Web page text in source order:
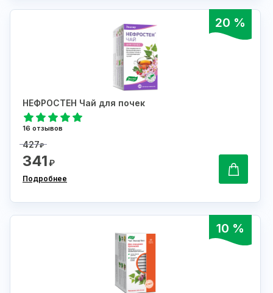
20 %
НЕФРОСТЕН Чай для почек
16 отзывов
427₽
341₽
Подробнее
10 %